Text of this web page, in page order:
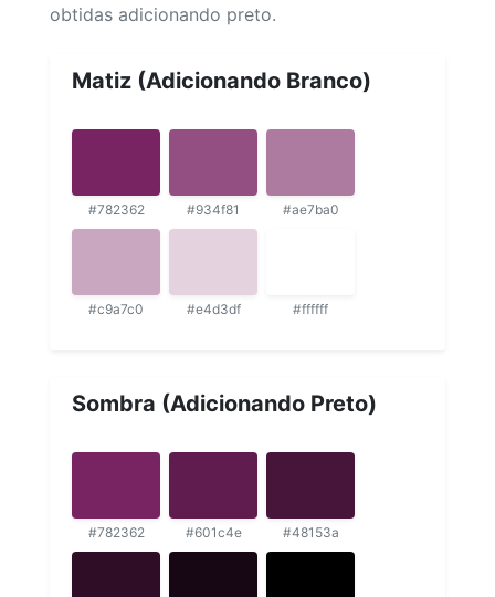
obtidas adicionando preto.
Matiz (Adicionando Branco)
#782362 #934f81 #ae7ba0
#c9a7c0 #e4d3df #ffffff
Sombra (Adicionando Preto)
#782362 #601c4e #48153a